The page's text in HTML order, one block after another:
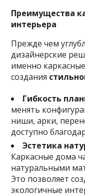
Преимущества
интерьера
Прежде чем
дизайнерские
именно
создания
Гибкость
менять
ниши, арки,
доступно
Эстетика
Каркасные дома
натуральными
Это позволяет
экологичные